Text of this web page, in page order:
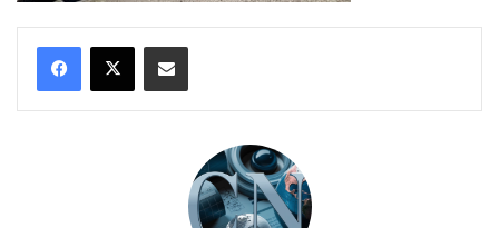
Compartir por correo electrónico